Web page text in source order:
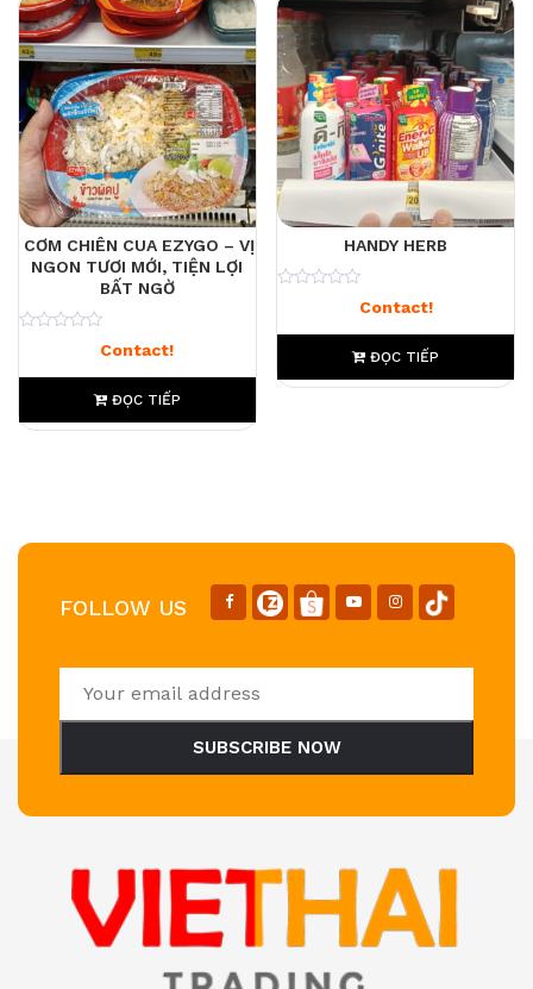
CƠM CHIÊN CUA EZYGO – VỊ
NGON TƯƠI MỚI, TIỆN LỢI
BẤT NGỜ
Contact!
ĐỌC TIẾP
HANDY HERB
Contact!
ĐỌC TIẾP
FOLLOW US
SUBSCRIBE NOW